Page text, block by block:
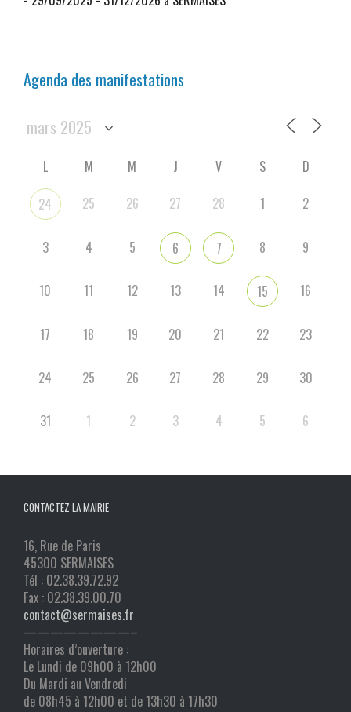
Agenda des manifestations
L M M J V S D
24 25 26 27 28 1 2
3 4 5 6 7 8 9
10 11 12 13 14 15 16
17 18 19 20 21 22 23
24 25 26 27 28 29 30
31 1 2 3 4 5 6
CONTACTEZ LA MAIRIE
16, Rue de Paris
45300 SERMAISES
Tél : 02.38.39.72.92
Fax : 02.38.39.00.70
contact@sermaises.fr
————————–
Horaires d’ouverture :
Le Lundi de 09h00 à 12h00
Du Mardi au Vendredi
de 08h45 à 12h00 et de 13h30 à 17h30